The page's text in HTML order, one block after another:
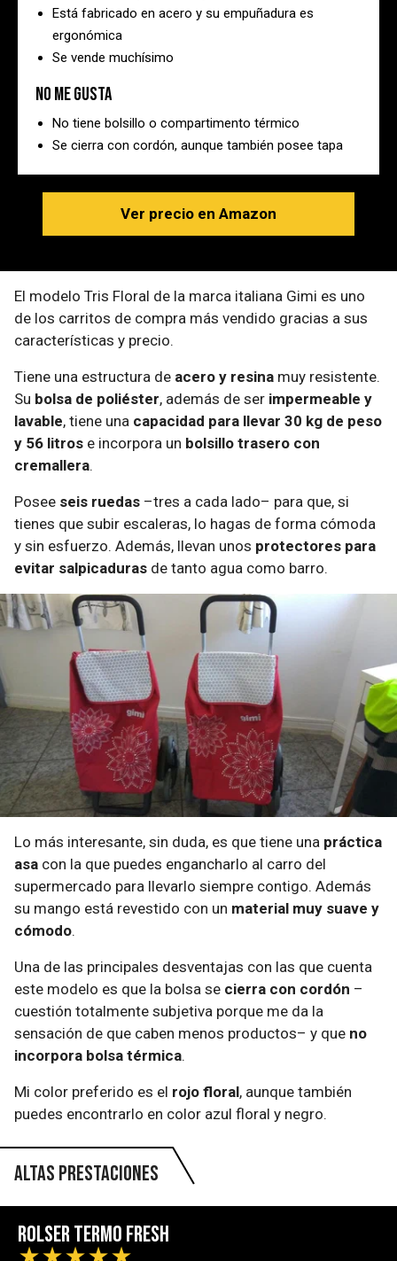
Está fabricado en acero y su empuñadura es
ergonómica
Se vende muchísimo
No me gusta
No tiene bolsillo o compartimento térmico
Se cierra con cordón, aunque también posee tapa
Ver precio en Amazon
El modelo Tris Floral de la marca italiana Gimi es uno
de los carritos de compra más vendido gracias a sus
características y precio.
Tiene una estructura de acero y resina muy resistente.
Su bolsa de poliéster, además de ser impermeable y
lavable, tiene una capacidad para llevar 30 kg de peso
y 56 litros e incorpora un bolsillo trasero con
cremallera.
Posee seis ruedas –tres a cada lado– para que, si
tienes que subir escaleras, lo hagas de forma cómoda
y sin esfuerzo. Además, llevan unos protectores para
evitar salpicaduras de tanto agua como barro.
Lo más interesante, sin duda, es que tiene una práctica
asa con la que puedes engancharlo al carro del
supermercado para llevarlo siempre contigo. Además
su mango está revestido con un material muy suave y
cómodo.
Una de las principales desventajas con las que cuenta
este modelo es que la bolsa se cierra con cordón –
cuestión totalmente subjetiva porque me da la
sensación de que caben menos productos– y que no
incorpora bolsa térmica.
Mi color preferido es el rojo floral, aunque también
puedes encontrarlo en color azul floral y negro.
Altas prestaciones
Rolser Termo Fresh